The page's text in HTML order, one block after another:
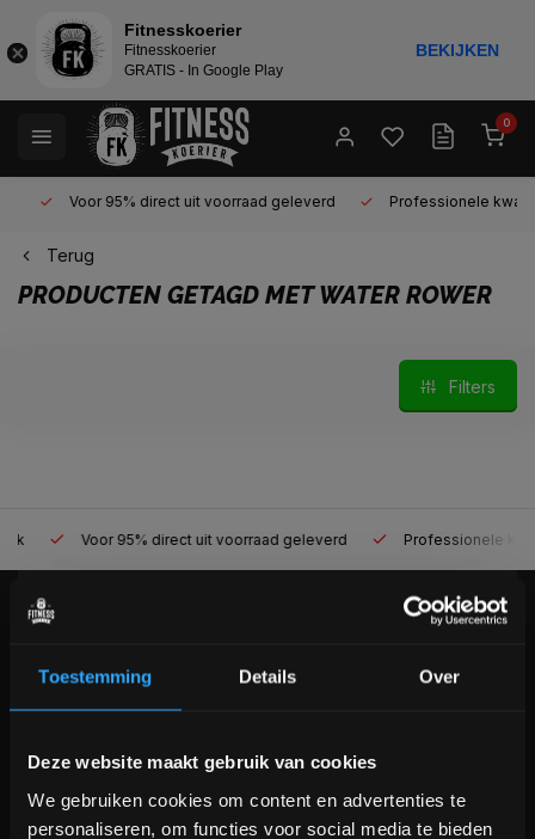
Toestemming Details Over
Deze website maakt gebruik van cookies
We gebruiken cookies om content en advertenties te
personaliseren, om functies voor social media te bieden
0
Voor 95% direct uit voorraad geleverd Professionele kwaliteit
Terug
PRODUCTEN GETAGD MET WATER ROWER
Filters
Voor 95% direct uit voorraad geleverd Professionele
KLANTENSERVICE
+31 (0)24 645 1309
Bam! 5% korting op je volgende
Fitnesskoerier
Fitnesskoerier
GRATIS - In Google Play
BEKIJKEN